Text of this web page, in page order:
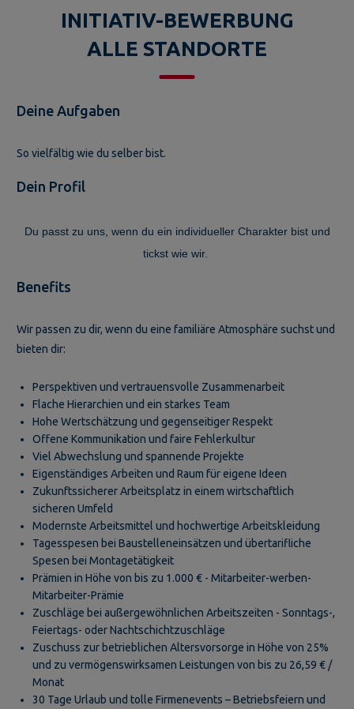
INITIATIV-BEWERBUNG
ALLE STANDORTE
Deine Aufgaben
So vielfältig wie du selber bist.
Dein Profil
Du passt zu uns, wenn du ein individueller Charakter bist und
tickst wie wir.
Benefits
Wir passen zu dir, wenn du eine familiäre Atmosphäre suchst und
bieten dir:
Perspektiven und vertrauensvolle Zusammenarbeit
Flache Hierarchien und ein starkes Team
Hohe Wertschätzung und gegenseitiger Respekt
Offene Kommunikation und faire Fehlerkultur
Viel Abwechslung und spannende Projekte
Eigenständiges Arbeiten und Raum für eigene Ideen
Zukunftssicherer Arbeitsplatz in einem wirtschaftlich
sicheren Umfeld
Modernste Arbeitsmittel und hochwertige Arbeitskleidung
Tagesspesen bei Baustelleneinsätzen und übertarifliche
Spesen bei Montagetätigkeit
Prämien in Höhe von bis zu 1.000 € - Mitarbeiter-werben-
Mitarbeiter-Prämie
Zuschläge bei außergewöhnlichen Arbeitszeiten - Sonntags-,
Feiertags- oder Nachtschichtzuschläge
Zuschuss zur betrieblichen Altersvorsorge in Höhe von 25%
und zu vermögenswirksamen Leistungen von bis zu 26,59 € /
Monat
30 Tage Urlaub und tolle Firmenevents – Betriebsfeiern und